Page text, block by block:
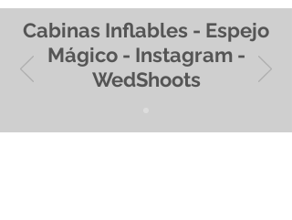
Cabinas Inflables - Espejo
Mágico - Instagram -
WedShoots